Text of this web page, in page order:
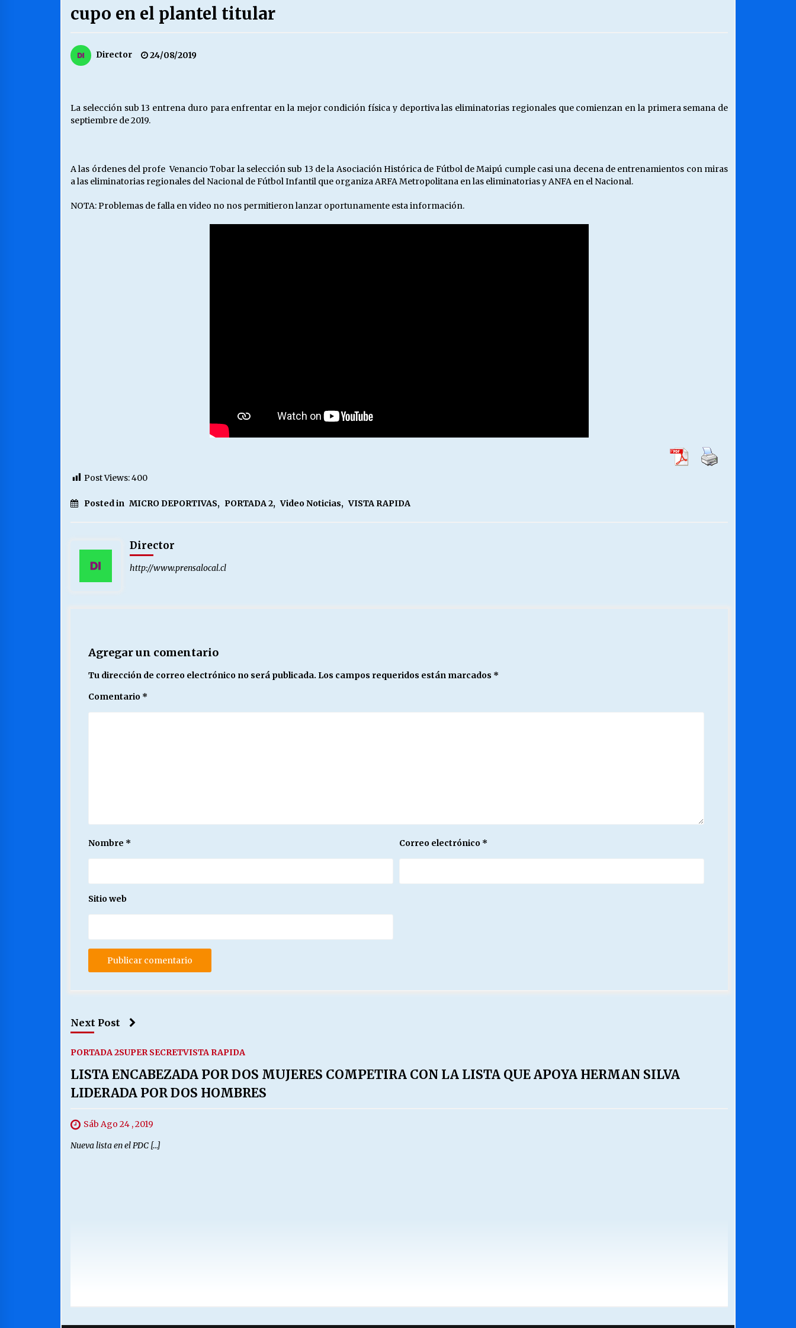
MUNICIPALIDAD, TRABAJADORES,
13/07/2026
28/05/2026 16/05/2026
cupo en el plantel titular
Director 24/08/2019
La selección sub 13 entrena duro para enfrentar en la mejor condición física y deportiva las eliminatorias regionales que comienzan en la primera semana de
septiembre de 2019.
A las órdenes del profe Venancio Tobar la selección sub 13 de la Asociación Histórica de Fútbol de Maipú cumple casi una decena de entrenamientos con miras
a las eliminatorias regionales del Nacional de Fútbol Infantil que organiza ARFA Metropolitana en las eliminatorias y ANFA en el Nacional.
NOTA: Problemas de falla en video no nos permitieron lanzar oportunamente esta información.
Post Views:400
Posted in MICRO DEPORTIVAS, PORTADA 2, Video Noticias, VISTA RAPIDA
Director
http://www.prensalocal.cl
Agregar un comentario
Tu dirección de correo electrónico no será publicada. Los campos requeridos están marcados *
Comentario *
Nombre * Correo electrónico *
Sitio web
Next Post
PORTADA 2SUPER SECRETVISTA RAPIDA
LISTA ENCABEZADA POR DOS MUJERES COMPETIRA CON LA LISTA QUE APOYA HERMAN SILVA
LIDERADA POR DOS HOMBRES
Sáb Ago 24 , 2019
Nueva lista en el PDC […]